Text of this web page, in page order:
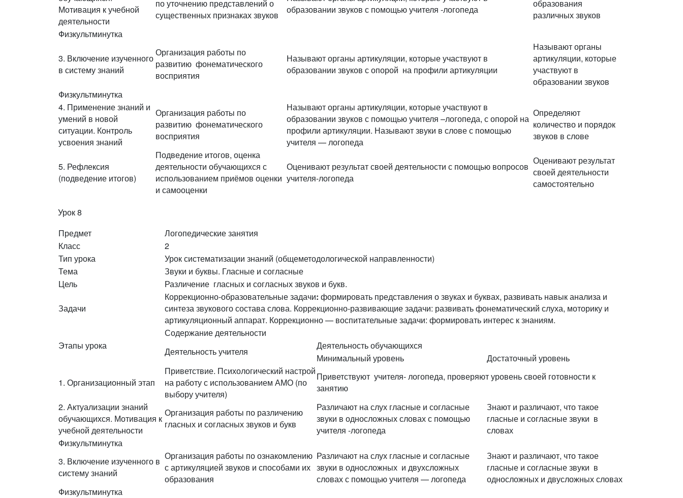
Мотивация к учебной
деятельности
по уточнению представлений о
существенных признаках звуков
образовании звуков с помощью учителя -логопеда
образования
различных звуков
Физкультминутка
3. Включение изученного
в систему знаний
Организация работы по
развитию фонематического
восприятия
Называют органы артикуляции, которые участвуют в
образовании звуков с опорой на профили артикуляции
Называют органы
артикуляции, которые
участвуют в
образовании звуков
Физкультминутка
4. Применение знаний и
умений в новой
ситуации. Контроль
усвоения знаний
Организация работы по
развитию фонематического
восприятия
Называют органы артикуляции, которые участвуют в
образовании звуков с помощью учителя –логопеда, с опорой на
профили артикуляции. Называют звуки в слове с помощью
учителя — логопеда
Определяют
количество и порядок
звуков в слове
5. Рефлексия
(подведение итогов)
Подведение итогов, оценка
деятельности обучающихся с
использованием приёмов оценки
и самооценки
Оценивают результат своей деятельности с помощью вопросов
учителя-логопеда
Оценивают результат
своей деятельности
самостоятельно
Урок 8
Предмет
Логопедические занятия
Класс
2
Тип урока
Урок систематизации знаний (общеметодологической направленности)
Тема
Звуки и буквы. Гласные и согласные
Цель
Различение гласных и согласных звуков и букв.
Задачи
Коррекционно-образовательные задачи: формировать представления о звуках и буквах, развивать навык анализа и
синтеза звукового состава слова. Коррекционно-развивающие задачи: развивать фонематический слуха, моторику и
артикуляционный аппарат. Коррекционно — воспитательные задачи: формировать интерес к знаниям.
Этапы урока
Содержание деятельности
Деятельность учителя
Деятельность обучающихся
Минимальный уровень
Достаточный уровень
1. Организационный этап
Приветствие. Психологический настрой
на работу с использованием АМО (по
выбору учителя)
Приветствуют учителя- логопеда, проверяют уровень своей готовности к
занятию
2. Актуализации знаний
обучающихся. Мотивация к
учебной деятельности
Организация работы по различению
гласных и согласных звуков и букв
Различают на слух гласные и согласные
звуки в односложных словах с помощью
учителя -логопеда
Знают и различают, что такое
гласные и согласные звуки в
словах
Физкультминутка
3. Включение изученного в
систему знаний
Организация работы по ознакомлению
с артикуляцией звуков и способами их
образования
Различают на слух гласные и согласные
звуки в односложных и двухсложных
словах с помощью учителя — логопеда
Знают и различают, что такое
гласные и согласные звуки в
односложных и двусложных словах
Физкультминутка